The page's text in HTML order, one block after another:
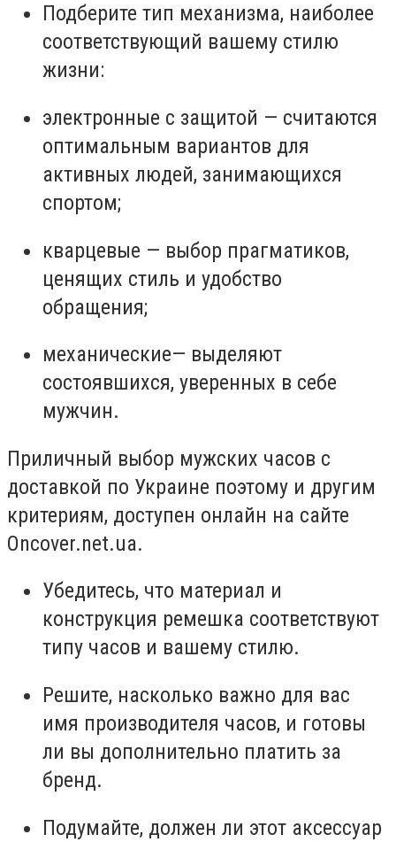
Подберите тип механизма, наиболее
соответствующий вашему стилю
жизни:
электронные с защитой — считаются
оптимальным вариантов для
активных людей, занимающихся
спортом;
кварцевые — выбор прагматиков,
ценящих стиль и удобство
обращения;
механические— выделяют
состоявшихся, уверенных в себе
мужчин.
Приличный выбор мужских часов с
доставкой по Украине поэтому и другим
критериям, доступен онлайн на сайте
Oncover.net.ua.
Убедитесь, что материал и
конструкция ремешка соответствуют
типу часов и вашему стилю.
Решите, насколько важно для вас
имя производителя часов, и готовы
ли вы дополнительно платить за
бренд.
Подумайте, должен ли этот аксессуар